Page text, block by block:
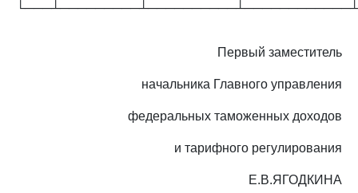
Первый заместитель
начальника Главного управления
федеральных таможенных доходов
и тарифного регулирования
Е.В.ЯГОДКИНА